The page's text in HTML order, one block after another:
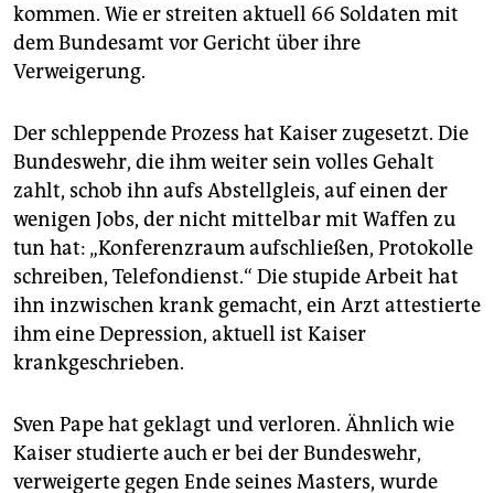
kommen. Wie er streiten aktuell 66 Soldaten mit
dem Bundesamt vor Gericht über ihre
Verweigerung.
Der schleppende Prozess hat Kaiser zugesetzt. Die
Bundeswehr, die ihm weiter sein volles Gehalt
zahlt, schob ihn aufs Abstellgleis, auf einen der
wenigen Jobs, der nicht mittelbar mit Waffen zu
tun hat: „Konferenzraum aufschließen, Protokolle
schreiben, Telefondienst.“ Die stupide Arbeit hat
ihn inzwischen krank gemacht, ein Arzt attestierte
ihm eine Depression, aktuell ist Kaiser
krankgeschrieben.
Sven Pape hat geklagt und verloren. Ähnlich wie
Kaiser studierte auch er bei der Bundeswehr,
verweigerte gegen Ende seines Masters, wurde